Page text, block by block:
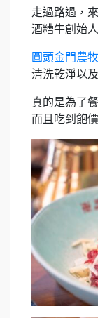
走過路過，
酒糟牛創始人
圓頭金門農
清洗乾淨以
真的是為了
而且吃到飽